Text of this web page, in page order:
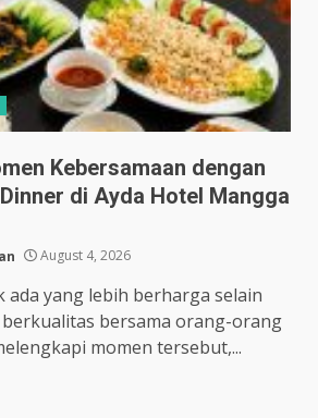
Kebersamaan dengan
di Ayda Hotel Mangga
August 4, 2026
ada yang lebih berharga selain
bersama orang-orang
momen tersebut,...